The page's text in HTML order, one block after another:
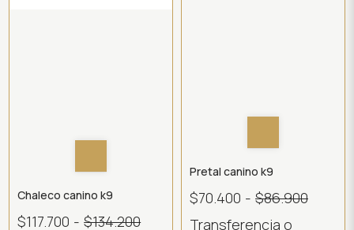
Chaleco canino k9
$117.700 - $134.200
Pretal canino k9
$70.400 - $86.900
Transferencia o